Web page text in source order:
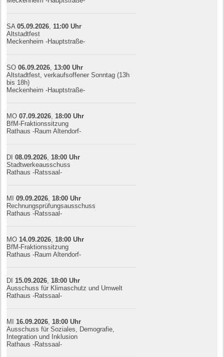
SA05.09.2026 11:00 Uhr
Altstadtfest
Meckenheim -Hauptstraße-
SO06.09.2026 13:00 Uhr
Altstadtfest, verkaufsoffener Sonntag (13h
bis 18h)
Meckenheim -Hauptstraße-
MO07.09.2026 18:00 Uhr
BfM-Fraktionssitzung
Rathaus -Raum Altendorf-
DI08.09.2026 18:00 Uhr
Stadtwerkeausschuss
Rathaus -Ratssaal-
MI09.09.2026 18:00 Uhr
Rechnungsprüfungsausschuss
Rathaus -Ratssaal-
MO 14.09.2026 18:00 Uhr
BfM-Fraktionssitzung
Rathaus -Raum Altendorf-
DI 15.09.2026 18:00 Uhr
Ausschuss für Klimaschutz und Umwelt
Rathaus -Ratssaal-
MI 16.09.2026 18:00 Uhr
Ausschuss für Soziales, Demografie,
Integration und Inklusion
Rathaus -Ratssaal-